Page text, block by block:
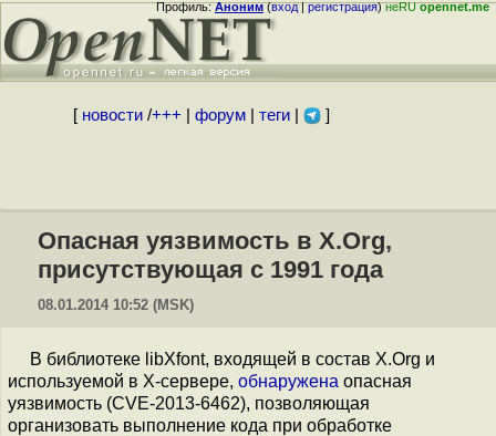
Профиль:Аноним(вход|регистрация)неRUopennet.me
[ новости/+++ форум| теги| ]
Опасная уязвимость в X.Org,
присутствующая с 1991 года
08.01.2014 10:52 (MSK)
В библиотеке libXfont, входящей в состав X.Org и
используемой в X-сервере, обнаружена опасная
уязвимость (CVE-2013-6462), позволяющая
организовать выполнение кода при обработке